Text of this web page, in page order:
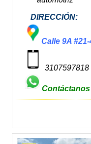
DIRECCIÓN:
Calle 9A
3107597818
Contáctanos